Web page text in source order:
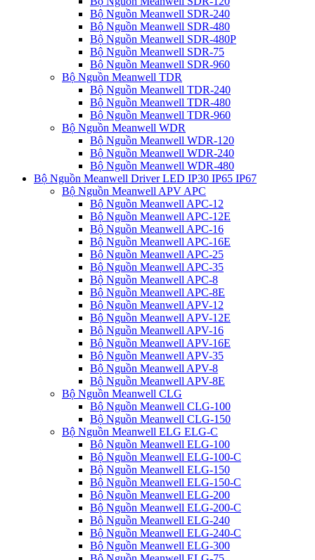
Bộ Nguồn Meanwell SDR-240
Bộ Nguồn Meanwell SDR-480
Bộ Nguồn Meanwell SDR-480P
Bộ Nguồn Meanwell SDR-75
Bộ Nguồn Meanwell SDR-960
Bộ Nguồn Meanwell TDR
Bộ Nguồn Meanwell TDR-240
Bộ Nguồn Meanwell TDR-480
Bộ Nguồn Meanwell TDR-960
Bộ Nguồn Meanwell WDR
Bộ Nguồn Meanwell WDR-120
Bộ Nguồn Meanwell WDR-240
Bộ Nguồn Meanwell WDR-480
Bộ Nguồn Meanwell Driver LED IP30 IP65 IP67
Bộ Nguồn Meanwell APV APC
Bộ Nguồn Meanwell APC-12
Bộ Nguồn Meanwell APC-12E
Bộ Nguồn Meanwell APC-16
Bộ Nguồn Meanwell APC-16E
Bộ Nguồn Meanwell APC-25
Bộ Nguồn Meanwell APC-35
Bộ Nguồn Meanwell APC-8
Bộ Nguồn Meanwell APC-8E
Bộ Nguồn Meanwell APV-12
Bộ Nguồn Meanwell APV-12E
Bộ Nguồn Meanwell APV-16
Bộ Nguồn Meanwell APV-16E
Bộ Nguồn Meanwell APV-35
Bộ Nguồn Meanwell APV-8
Bộ Nguồn Meanwell APV-8E
Bộ Nguồn Meanwell CLG
Bộ Nguồn Meanwell CLG-100
Bộ Nguồn Meanwell CLG-150
Bộ Nguồn Meanwell ELG ELG-C
Bộ Nguồn Meanwell ELG-100
Bộ Nguồn Meanwell ELG-100-C
Bộ Nguồn Meanwell ELG-150
Bộ Nguồn Meanwell ELG-150-C
Bộ Nguồn Meanwell ELG-200
Bộ Nguồn Meanwell ELG-200-C
Bộ Nguồn Meanwell ELG-240
Bộ Nguồn Meanwell ELG-240-C
Bộ Nguồn Meanwell ELG-300